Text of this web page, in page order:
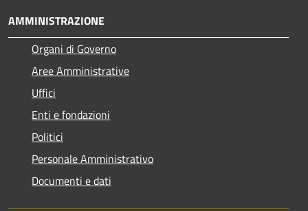
AMMINISTRAZIONE
Organi di Governo
Aree Amministrative
Uffici
Enti e fondazioni
Politici
Personale Amministrativo
Documenti e dati